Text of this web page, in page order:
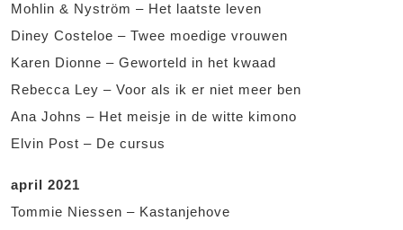
Mohlin & Nyström – Het laatste leven
Diney Costeloe – Twee moedige vrouwen
Karen Dionne – Geworteld in het kwaad
Rebecca Ley – Voor als ik er niet meer ben
Ana Johns – Het meisje in de witte kimono
Elvin Post – De cursus
april 2021
Tommie Niessen – Kastanjehove